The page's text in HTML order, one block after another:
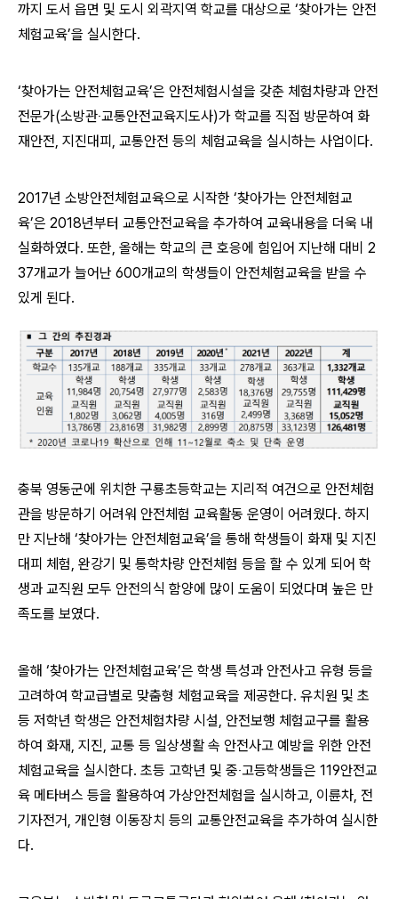
까지 도서 읍면 및 도시 외곽지역 학교를 대상으로 ‘찾아가는 안전
체험교육’을 실시한다.
‘찾아가는 안전체험교육’은 안전체험시설을 갖춘 체험차량과 안전
전문가(소방관‧교통안전교육지도사)가 학교를 직접 방문하여 화
재안전, 지진대피, 교통안전 등의 체험교육을 실시하는 사업이다.
2017년 소방안전체험교육으로 시작한 ‘찾아가는 안전체험교
육’은 2018년부터 교통안전교육을 추가하여 교육내용을 더욱 내
실화하였다. 또한, 올해는 학교의 큰 호응에 힘입어 지난해 대비 2
37개교가 늘어난 600개교의 학생들이 안전체험교육을 받을 수
있게 된다.
충북 영동군에 위치한 구룡초등학교는 지리적 여건으로 안전체험
관을 방문하기 어려워 안전체험 교육활동 운영이 어려웠다. 하지
만 지난해 ‘찾아가는 안전체험교육’을 통해 학생들이 화재 및 지진
대피 체험, 완강기 및 통학차량 안전체험 등을 할 수 있게 되어 학
생과 교직원 모두 안전의식 함양에 많이 도움이 되었다며 높은 만
족도를 보였다.
올해 ‘찾아가는 안전체험교육’은 학생 특성과 안전사고 유형 등을
고려하여 학교급별로 맞춤형 체험교육을 제공한다. 유치원 및 초
등 저학년 학생은 안전체험차량 시설, 안전보행 체험교구를 활용
하여 화재, 지진, 교통 등 일상생활 속 안전사고 예방을 위한 안전
체험교육을 실시한다. 초등 고학년 및 중‧고등학생들은 119안전교
육 메타버스 등을 활용하여 가상안전체험을 실시하고, 이륜차, 전
기자전거, 개인형 이동장치 등의 교통안전교육을 추가하여 실시한
다.